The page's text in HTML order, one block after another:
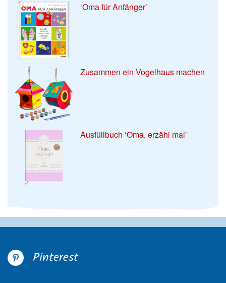
‘Oma für Anfänger’
Zusammen ein Vogelhaus machen
Ausfüllbuch ‘Oma, erzähl mal’
Pinterest